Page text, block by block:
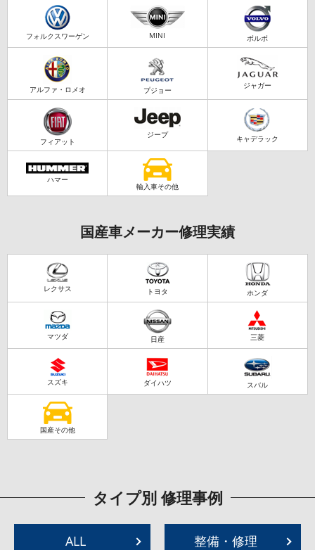
フォルクスワーゲン MINI ボルボ
アルファ・ロメオ プジョー ジャガー
フィアット
ジープ キャデラック
ハマー
輸入車その他
国産車メーカー修理実績
レクサス トヨタ ホンダ
マツダ 日産 三菱
スズキ ダイハツ スバル
国産その他
タイプ別 修理事例
ALL 整備・修理